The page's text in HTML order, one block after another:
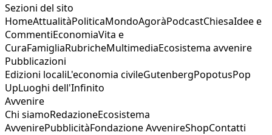
Sezioni del sito
HomeAttualitàPoliticaMondoAgoràPodcastChiesaIdee e
CommentiEconomiaVita e
CuraFamigliaRubricheMultimediaEcosistema avvenire
Pubblicazioni
Edizioni localiL'economia civileGutenbergPopotusPop
UpLuoghi dell'Infinito
Avvenire
Chi siamoRedazioneEcosistema
AvvenirePubblicitàFondazione AvvenireShopContatti